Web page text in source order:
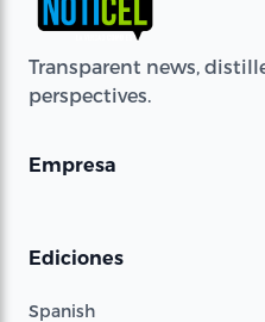
Transparent news,
perspectives.
Empresa
Ediciones
Spanish